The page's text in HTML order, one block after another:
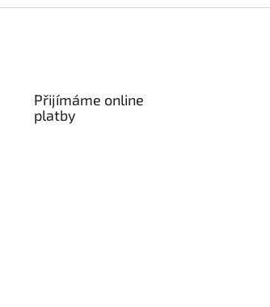
Přijímáme online
platby